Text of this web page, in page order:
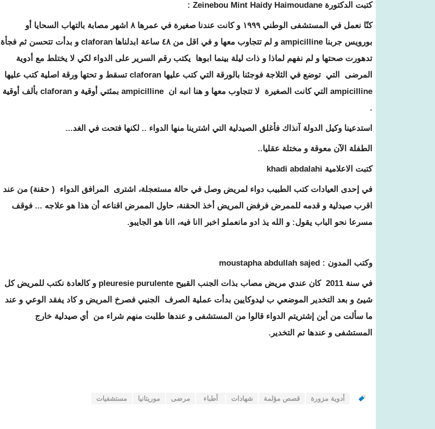
كتبت الدكتورة Zeinebou Mint Haidy Haimoudane :
كنّا نعمل في المستشفى الوطني ١٩٩٩ و كانت عندنا صغيرة في عمرها ٨ اشهر مصابة بالتهاب السحايا أو
بورويس جربنا ampicilline و لم تتجاوب معها و في اقل من ٤٨ ساعة ابدلناها claforan و بدأت تتحسن ثم فجأة
تدهورت صحتها و لم نفهم لماذا و ذات ليلة بينما ابوها يكتب رقم السرير على الدواء لكي لا يختلط مع أدوية
المرضى التي توضع في الثلاجة فوجئنا بالورقة التي كتب عليها claforan تسقط و تحتها ورقة اصلية كتب عليها
ampicilline التي كانت الصغيرة لا تتجاوب معها و هنا انبه ان ampicilline بمئتي أوقية و claforan بألف أوقية
.
استدعينا وكيل الدولة آنذاك فأغلق الصيدلية التي اشترينا منها الدواء .. لكنها فتحت في الغد...
الطفلة الآن معوقة و مختلة عقليا..
كتبت الاعلامية khadi abdalahi
في إحدى العيادات كتب الطبيب دواء لمريض وصل في حالة مستعجلة، اشترى المرافق الدواء ( حقنة) من عند
اقرب صيدلية و قدمه للممرض فرفض المريض أخذ الحقنة، حاول الممرض اقناعه أن هذا هو علاجه ... فوقف
مسرعا نحو الباب يقول: و الله يذ ادو مانعملو اخبر اانا فيه، اانا هو الجايبو.
وكتب المدون : moustapha abdullah sajed
في سنة 2011 كان عندي مريض مصاب بذات الجنب القبيح pleuresie purulente و كالعادة نكتب للمريض كل
شيئ و بعد التخدير الموضعي ب ليدوكايين بدأت عملية الصرف الجنبي فصرخ المريض و كاد يفقد الوعي و عند
ما سألت من أين إشتريتم الدواء قالوا من المستشفى و عندها طلبت منهم شراء من أي صيدلية خارج
المستشفى و عندها تم التخدير.
أدوية مزورة قصص مؤلمة شهادات أطباء مرضى موريتانيا مستشفيات